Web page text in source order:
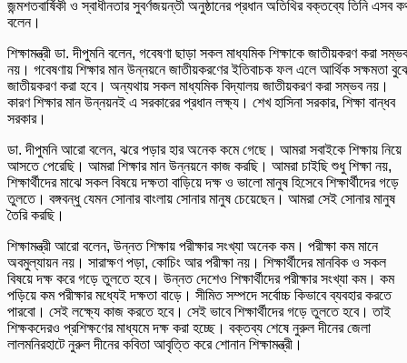
জন্মশতবার্ষিকী ও স্বাধীনতার সুবর্ণজয়ন্তী অনুষ্ঠানের প্রধান অতিথির বক্তব্যে তিনি এসব
বলেন।
শিক্ষামন্ত্রী ডা. দীপুমনি বলেন, গবেষণা ছাড়া সকল মাধ্যমিক শিক্ষাকে জাতীয়করণ করা সম্ভব
নয়। গবেষণায় শিক্ষার মান উন্নয়নে জাতীয়করণের ইতিবাচক ফল এলে আর্থিক সক্ষমতা
জাতীয়করণ করা হবে। অন্যথায় সকল মাধ্যমিক বিদ্যালয় জাতীয়করণ করা সম্ভব নয়।
কারণ শিক্ষার মান উন্নয়নই এ সরকারের প্রধান লক্ষ্য। শেখ হাসিনা সরকার, শিক্ষা বান্ধব
সরকার।
ডা. দীপুমনি আরো বলেন, ঝরে পড়ার হার অনেক কমে গেছে। আমরা সবাইকে শিক্ষায় নিয়ে
আসতে পেরেছি। আমরা শিক্ষার মান উন্নয়নে কাজ করছি। আমরা চাইছি শুধু শিক্ষা নয়,
শিক্ষার্থীদের মাঝে সকল বিষয়ে দক্ষতা বাড়িয়ে দক্ষ ও ভালো মানুষ হিসেবে শিক্ষার্থীদের গড়ে
তুলতে। বঙ্গবন্ধু যেমন সোনার বাংলায় সোনার মানুষ চেয়েছেন। আমরা সেই সোনার মানুষ
তৈরি করছি।
শিক্ষামন্ত্রী আরো বলেন, উন্নত শিক্ষায় পরীক্ষার সংখ্যা অনেক কম। পরীক্ষা কম মানে
অবমুল্যায়ন নয়। সারাক্ষণ পড়া, কোচিং আর পরীক্ষা নয়। শিক্ষার্থীদের মানবিক ও সকল
বিষয়ে দক্ষ করে গড়ে তুলতে হবে। উন্নত দেশেও শিক্ষার্থীদের পরীক্ষার সংখ্যা কম। কম
পড়িয়ে কম পরীক্ষার মধ্যেই দক্ষতা বাড়ে। সীমিত সম্পদে সর্বোচ্চ কিভাবে ব্যবহার করতে
পারবো। সেই লক্ষ্যে কাজ করতে হবে। সেই ভাবে শিক্ষার্থীদের গড়ে তুলতে হবে। তাই
শিক্ষকদেরও প্রশিক্ষণের মাধ্যমে দক্ষ করা হচ্ছে। বক্তব্য শেষে নুরুল দীনের জেলা
লালমনিরহাটে নুরুল দীনের কবিতা আবৃত্তি করে শোনান শিক্ষামন্ত্রী।